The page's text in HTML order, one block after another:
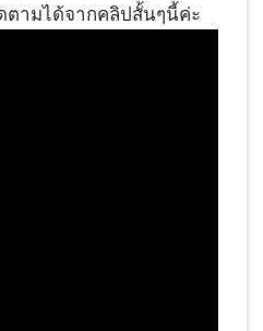
ามได้จากคลิปสั้นๆนี้ค่ะ